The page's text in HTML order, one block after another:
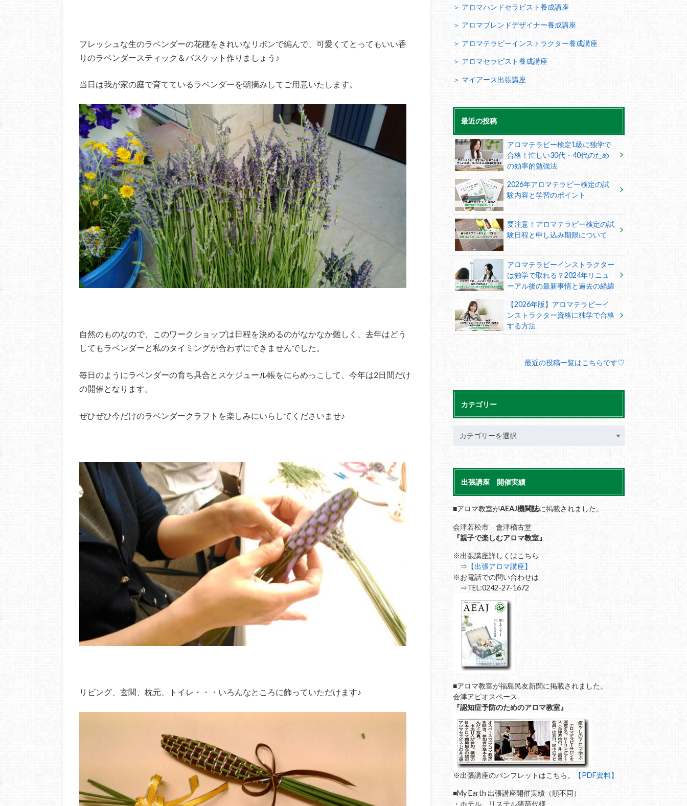
フレッシュな生のラベンダーの花穂をきれいなリボンで編んで、可愛くてとってもいい香
りのラベンダースティック＆バスケット作りましょう♪
当日は我が家の庭で育てているラベンダーを朝摘みしてご用意いたします。
自然のものなので、このワークショップは日程を決めるのがなかなか難しく、去年はどう
してもラベンダーと私のタイミングが合わずにできませんでした。
毎日のようにラベンダーの育ち具合とスケジュール帳をにらめっこして、今年は2日間だけ
の開催となります。
ぜひぜひ今だけのラベンダークラフトを楽しみにいらしてくださいませ♪
リビング、玄関、枕元、トイレ・・・いろんなところに飾っていただけます♪
＞ アロマハンドセラピスト養成講座
＞ アロマブレンドデザイナー養成講座
＞ アロマテラピーインストラクター養成講座
＞ アロマセラピスト養成講座
＞ マイアース出張講座
最近の投稿
アロマテラピー検定1級に独学で
合格！忙しい30代・40代のため
の効率的勉強法
2026年アロマテラピー検定の試
験内容と学習のポイント
要注意！アロマテラピー検定の試
験日程と申し込み期限について
アロマテラピーインストラクター
は独学で取れる？2024年リニュ
ーアル後の最新事情と過去の経緯
【2026年版】アロマテラピーイ
ンストラクター資格に独学で合格
する方法
最近の投稿一覧はこちらです♡
カテゴリー
出張講座 開催実績
■アロマ教室がAEAJ機関誌に掲載されました。
会津若松市 會津稽古堂
『親子で楽しむアロマ教室』
※出張講座詳しくはこちら
⇒ 【出張アロマ講座】
※お電話での問い合わせは
⇒TEL:0242-27-1672
■アロマ教室が福島民友新聞に掲載されました。
会津アピオスペース
『認知症予防のためのアロマ教室』
※出張講座のパンフレットはこちら。 【PDF資料】
■My Earth 出張講座開催実績（順不同）
・ホテル リステル猪苗代様